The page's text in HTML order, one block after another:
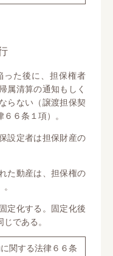
った後に、担保権者
属清算の通知もしく
らない（譲渡担保契
６条１項）。
設定者は担保財産の
た動産は、担保権の
定化する。固定化後
である。
関する法律６６条